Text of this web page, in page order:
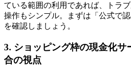
ている範囲の利用であれば、トラ
操作もシンプル。まずは「公式で
を確認しましょう。
3. ショッピング枠の現金化サ
合の視点